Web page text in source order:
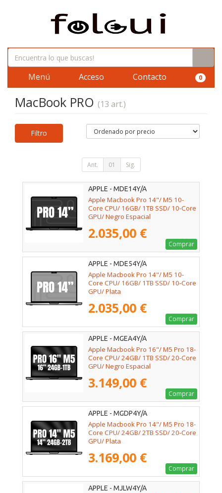
Menú Acceso Contacto 0
MacBook PRO (13 art.)
Filtro
Ant. 01 Sig.
APPLE - MDE14Y/A
Apple Macbook Pro 14"/ M5 10-
Core CPU/ 16GB/ 1TB SSD/ 10-Core
GPU/ Negro Espacial
2.035,00 €
Comprar
APPLE - MDE54Y/A
Apple Macbook Pro 14"/ M5 10-
Core CPU/ 16GB/ 1TB SSD/ 10-Core
GPU/ Plata
2.035,00 €
Comprar
APPLE - MGEA4Y/A
Apple Macbook Pro 16"/ M5 Pro 18-
Core CPU/ 24GB/ 1TB SSD/ 20-Core
GPU/ Negro Espacial
3.149,00 €
Comprar
APPLE - MGDP4Y/A
Apple Macbook Pro 14"/ M5 Pro 18-
Core CPU/ 24GB/ 2TB SSD/ 20-Core
GPU/ Plata
3.169,00 €
Comprar
APPLE - MJLW4Y/A